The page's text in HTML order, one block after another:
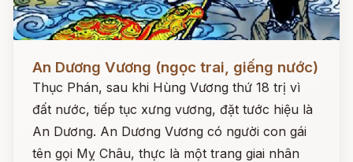
An Dương Vương (ngọc trai, giếng nước)
Thục Phán, sau khi Hùng Vương thứ 18 trị vì
đất nước, tiếp tục xưng vương, đặt tước hiệu là
An Dương. An Dương Vương có người con gái
tên gọi Mỵ Châu, thực là một trang giai nhân